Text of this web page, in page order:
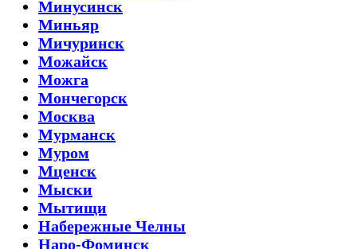
Минусинск
Миньяр
Мичуринск
Можайск
Можга
Мончегорск
Москва
Мурманск
Муром
Мценск
Мыски
Мытищи
Набережные Челны
Наро-Фоминск